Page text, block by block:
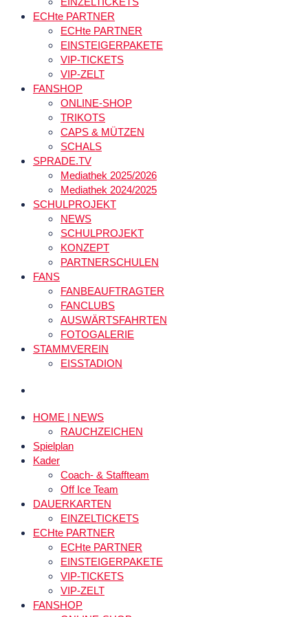
ECHte PARTNER
ECHte PARTNER
EINSTEIGERPAKETE
VIP-TICKETS
VIP-ZELT
FANSHOP
ONLINE-SHOP
TRIKOTS
CAPS & MÜTZEN
SCHALS
SPRADE.TV
Mediathek 2025/2026
Mediathek 2024/2025
SCHULPROJEKT
NEWS
SCHULPROJEKT
KONZEPT
PARTNERSCHULEN
FANS
FANBEAUFTRAGTER
FANCLUBS
AUSWÄRTSFAHRTEN
FOTOGALERIE
STAMMVEREIN
EISSTADION
HOME | NEWS
RAUCHZEICHEN
Spielplan
Kader
Coach- & Staffteam
Off Ice Team
DAUERKARTEN
EINZELTICKETS
ECHte PARTNER
ECHte PARTNER
EINSTEIGERPAKETE
VIP-TICKETS
VIP-ZELT
FANSHOP